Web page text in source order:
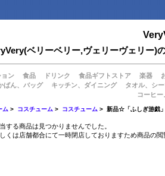
ベリーベリー,ヴェリーヴェリー)
ョン 食品 ドリンク 食品ギフトストア 楽器
ばん、バッグ キッチン、ダイニング
タオル、シ
コーヒ
ム > コスチューム > コスチューム > 新品☆「ふしぎ游戯
する商品は見つかりませんでした。
くは店舗都合にて一時閉店しておりますため商品の